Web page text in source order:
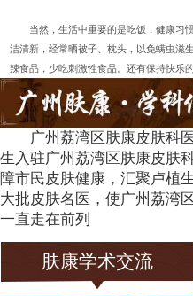
当然，生活中重要的是吃饭，健康习惯
洁清新，经常晒被子、枕头，以免螨虫滋
辣食品，少吃刺激性食品。还有保持快乐的
广州荔湾区肤康皮肤科
生入驻广州荔湾区肤康皮肤
障市民皮肤健康，汇聚卢植
大批皮肤名医，使广州荔湾
一直走在前列
肤康学术交流